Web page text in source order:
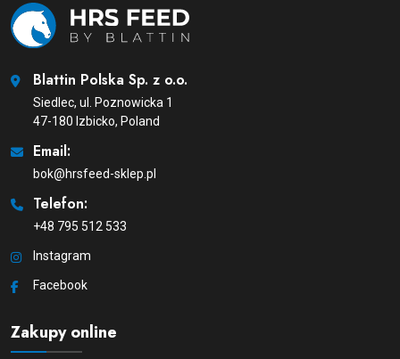
Blattin Polska Sp. z o.o.
Siedlec, ul. Poznowicka 1
47-180 Izbicko, Poland
Email:
bok@hrsfeed-sklep.pl
Telefon:
+48 795 512 533
Instagram
Facebook
Zakupy online